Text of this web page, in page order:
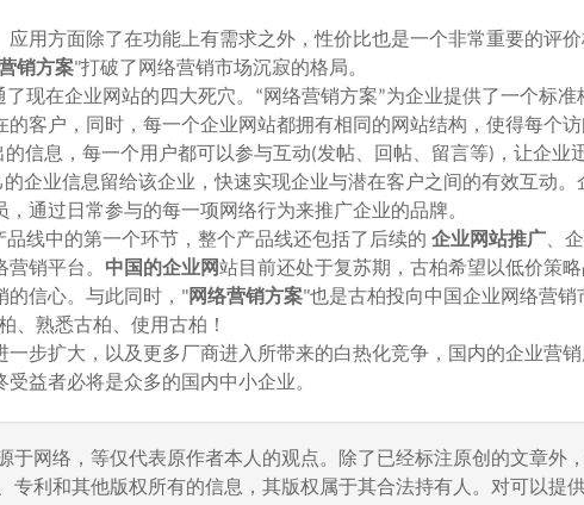
用方面除了在功能上有需求之外，性价比也是一个非常重要的评
销方案"打破了网络营销市场沉寂的格局。
现在企业网站的四大死穴。“网络营销方案”为企业提供了一个标
的客户，同时，每一个企业网站都拥有相同的网站结构，使得每个
的信息，每一个用户都可以参与互动(发帖、回帖、留言等)，让企业
企业信息留给该企业，快速实现企业与潜在客户之间的有效互动
通过日常参与的每一项网络行为来推广企业的品牌。
线中的第一个环节，整个产品线还包括了后续的企业网站推广、
销平台。 中国的企业网站目前还处于复苏期，古柏希望以低价策
的信心。与此同时，"网络营销方案"也是古柏投向中国企业网络营
、熟悉古柏、使用古柏！
步扩大，以及更多厂商进入所带来的白热化竞争，国内的企业营
益者必将是众多的国内中小企业。
于网络，等仅代表原作者本人的观点。除了已经标注原创的文章外
专利和其他版权所有的信息，其版权属于其合法持有人。对可以提